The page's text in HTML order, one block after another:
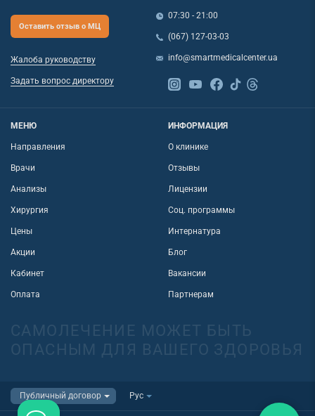
Оставить отзыв о МЦ
Жалоба руководству
Задать вопрос директору
07:30 - 21:00
(067) 127-03-03
info@smartmedicalcenter.ua
МЕНЮ
Направления
Врачи
Анализы
Хирургия
Цены
Акции
Кабинет
Оплата
ИНФОРМАЦИЯ
О клинике
Отзывы
Лицензии
Соц. программы
Интернатура
Блог
Вакансии
Партнерам
САМОЛЕЧЕНИЕ МОЖЕТ БЫТЬ
ОПАСНЫМ ДЛЯ ВАШЕГО ЗДОРОВЬЯ